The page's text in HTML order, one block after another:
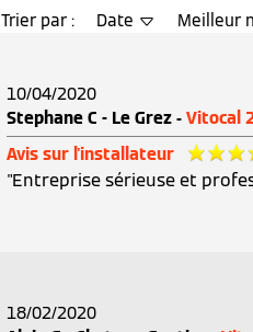
Trier par : Date Meilleur
10/04/2020
Stephane C - Le Grez - Vitocal
Avis sur l'installateur
"Entreprise sérieuse et
18/02/2020